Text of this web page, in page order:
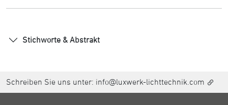
Stichworte & Abstrakt
Schreiben Sie uns unter: info@luxwerk-lichttechnik.com